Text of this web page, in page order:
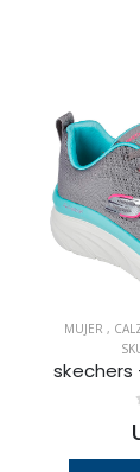
MUJER ,